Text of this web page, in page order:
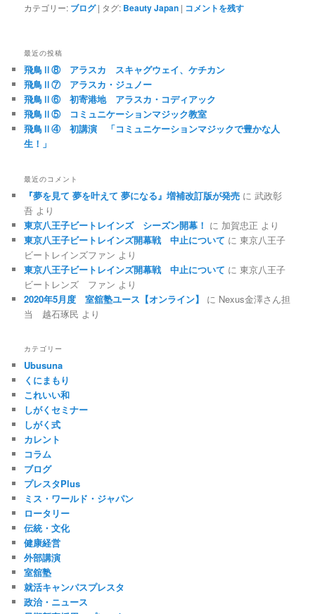
カテゴリー: ブログ | タグ: Beauty Japan | コメントを残す
最近の投稿
飛鳥Ⅱ⑧ アラスカ スキャグウェイ、ケチカン
飛鳥Ⅱ⑦ アラスカ・ジュノー
飛鳥Ⅱ⑥ 初寄港地 アラスカ・コディアック
飛鳥Ⅱ⑤ コミュニケーションマジック教室
飛鳥Ⅱ④ 初講演 「コミュニケーションマジックで豊かな人
生！」
最近のコメント
『夢を見て 夢を叶えて 夢になる』増補改訂版が発売 に武政彰
吾 より
東京八王子ビートレインズ シーズン開幕！ に 加賀忠正 より
東京八王子ビートレインズ開幕戦 中止について に東京八王子
ビートレインズファン より
東京八王子ビートレインズ開幕戦 中止について に東京八王子
ビートレンズ ファン より
2020年5月度 室舘塾ユース【オンライン】
に Nexus金澤さん担
当 越石琢民 より
カテゴリー
Ubusuna
くにまもり
これいい和
しがくセミナー
しがく式
カレント
コラム
ブログ
プレスタPlus
ミス・ワールド・ジャパン
ロータリー
伝統・文化
健康経営
外部講演
室舘塾
就活キャンパスプレスタ
政治・ニュース